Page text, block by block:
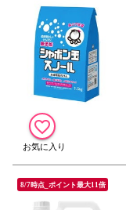
8/7時点_ポイント最大11倍